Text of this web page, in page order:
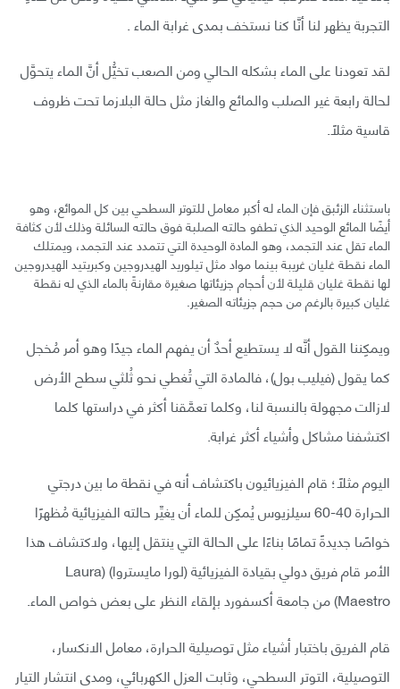
التجربة يظهر لنا أنَّا كنا نستخف بمدى غرابة الماء .
لقد تعودنا على الماء بشكله الحالي ومن الصعب تخيُّل أنَّ الماء يتحوَّل
لحالة رابعة غير الصلب والمائع والغاز مثل حالة البلازما تحت ظروف
قاسية مثلاً.
باستثناء الزئبق فإن الماء له أكبر معامل للتوتر السطحي بين كل الموائع، وهو
أيضًا المائع الوحيد الذي تطفو حالته الصلبة فوق حالته السائلة وذلك لأن كثافة
الماء تقل عند التجمد، وهو المادة الوحيدة التي تتمدد عند التجمد، ويمتلك
الماء نقطة غليان غريبة بينما مواد مثل تيلوريد الهيدروجين وكبريتيد الهيدروجين
لها نقطة غليان قليلة لأن أحجام جزيئاتها صغيرة مقارنةً بالماء الذي له نقطة
غليان كبيرة بالرغم من حجم جزيئاته الصغير.
ويمكِننا القول أنَّه لا يستطيع أحدٌ أن يفهم الماء جيدًا وهو أمر مُخجل
كما يقول (فيليب بول)، فالمادة التي تُغطي نحو ثُلثي سطح الأرض
لازالت مجهولة بالنسبة لنا، وكلما تعمَّقنا أكثر في دراستها كلما
اكتشفنا مشاكل وأشياء أكثر غرابة.
اليوم مثلًا؛ قام الفيزيائيون باكتشاف أنه في نقطة ما بين درجتي
الحرارة 40-60 سيلزيوس يُمكِن للماء أن يغيِّر حالته الفيزيائية مُظهرًا
خواصًا جديدةً تمامًا بناءًا على الحالة التي ينتقل إليها، ولاكتشاف هذا
الأمر قام فريق دولي بقيادة الفيزيائية (لورا مايستروا) (Laura
Maestro) من جامعة أكسفورد بإلقاء النظر على بعض خواص الماء.
قام الفريق باختبار أشياء مثل توصيلية الحرارة، معامل الانكسار،
التوصيلية، التوتر السطحي، وثابت العزل الكهربائي، ومدى انتشار التيار